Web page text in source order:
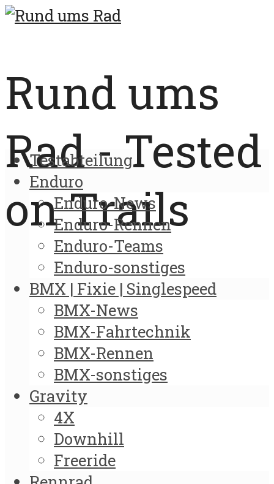
Rund ums
Rad - Tested
on Trails
Testabteilung
Enduro
Enduro-News
Enduro-Rennen
Enduro-Teams
Enduro-sonstiges
BMX | Fixie | Singlespeed
BMX-News
BMX-Fahrtechnik
BMX-Rennen
BMX-sonstiges
Gravity
4X
Downhill
Freeride